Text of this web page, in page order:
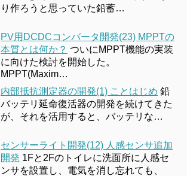
り作ろうと思っていた鉛蓄…
PV用DCDCコンバータ開発(23) MPPTの
本質とは何か？ ついにMPPT機能の実装
に向けた検討を開始した。
MPPT(Maxim…
内部抵抗測定器の開発(1) ことはじめ 鉛
バッテリ延命復活器の開発を続けてきた
が、それを活用すると、バッテリな…
センサーライト開発(12) 人感センサ追加
開発 1Fと2Fのトイレに洗面所に人感セ
ンサを設置し、電気を消し忘れても、